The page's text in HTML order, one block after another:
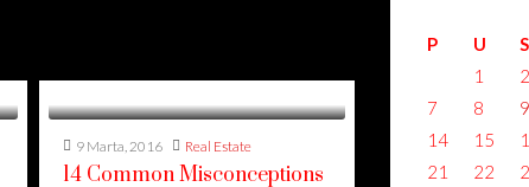
9 Marta, 2016 Real Estate
14 Common Misconceptions
P U S
1
2
7
8 9
14
15
21
22